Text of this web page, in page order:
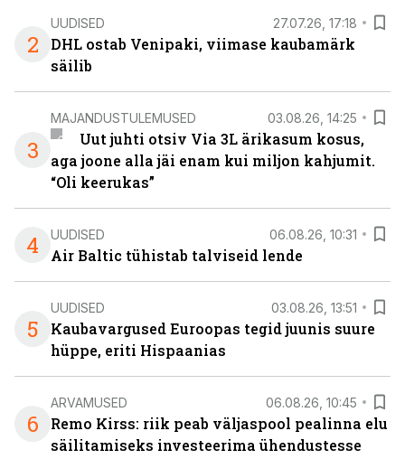
2
UUDISED 27.07.26, 17:18
DHL ostab Venipaki, viimase kaubamärk
säilib
3
MAJANDUSTULEMUSED 03.08.26, 14:25
Uut juhti otsiv Via 3L ärikasum kosus,
aga joone alla jäi enam kui miljon kahjumit.
“Oli keerukas”
4 UUDISED 06.08.26, 10:31
Air Baltic tühistab talviseid lende
5
UUDISED 03.08.26, 13:51
Kaubavargused Euroopas tegid juunis suure
hüppe, eriti Hispaanias
6
ARVAMUSED 06.08.26, 10:45
Remo Kirss: riik peab väljaspool pealinna elu
säilitamiseks investeerima ühendustesse